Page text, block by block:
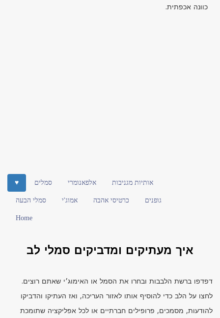
כוונה אכפתית.
♥ סמלים אלפאנומרי אותיות מגניבות
סמלי הבעה אמוג'י כרטיסי אהבה גופנים
Home
איך מעתיקים ומדביקים סמלי לב
דפדפו ברשת הלבבות ובחרו את הסמל או האימוג׳י שאתם רוצים.
לחצו על הלב כדי להוסיף אותו לאזור העריכה, ואז העתיקו והדביקו
להודעות, מסמכים, פרופילים חברתיים או לכל אפליקציה שתומכת